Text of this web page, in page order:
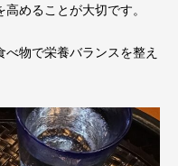
めることが大切です。
物で栄養バランスを整え